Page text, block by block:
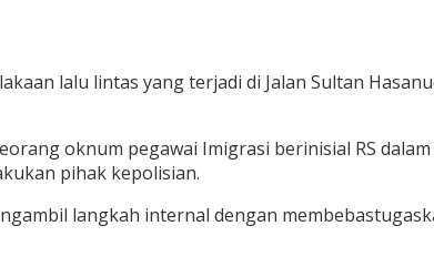
lalu lintas yang terjadi di Jalan Sultan
oknum pegawai Imigrasi berinisial RS
pihak kepolisian.
langkah internal dengan